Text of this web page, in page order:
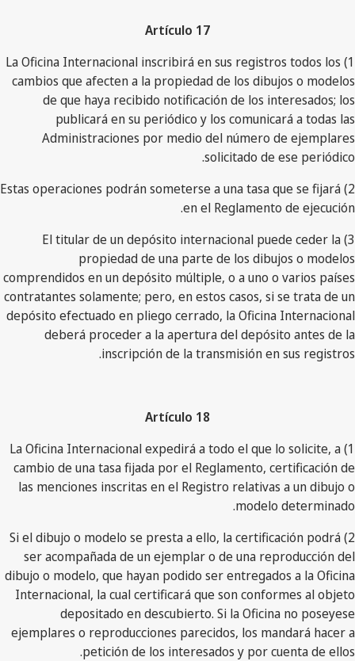
Artículo 17
1) La Oficina Internacional inscribirá en sus registros todos los
cambios que afecten a la propiedad de los dibujos o modelos
de que haya recibido notificación de los interesados; los
publicará en su periódico y los comunicará a todas las
Administraciones por medio del número de ejemplares
solicitado de ese periódico.
2) Estas operaciones podrán someterse a una tasa que se fijará
en el Reglamento de ejecución.
3) El titular de un depósito internacional puede ceder la
propiedad de una parte de los dibujos o modelos
comprendidos en un depósito múltiple, o a uno o varios países
contratantes solamente; pero, en estos casos, si se trata de un
depósito efectuado en pliego cerrado, la Oficina Internacional
deberá proceder a la apertura del depósito antes de la
inscripción de la transmisión en sus registros.
Artículo 18
1) La Oficina Internacional expedirá a todo el que lo solicite, a
cambio de una tasa fijada por el Reglamento, certificación de
las menciones inscritas en el Registro relativas a un dibujo o
modelo determinado.
2) Si el dibujo o modelo se presta a ello, la certificación podrá
ser acompañada de un ejemplar o de una reproducción del
dibujo o modelo, que hayan podido ser entregados a la Oficina
Internacional, la cual certificará que son conformes al objeto
depositado en descubierto. Si la Oficina no poseyese
ejemplares o reproducciones parecidos, los mandará hacer a
petición de los interesados y por cuenta de ellos.